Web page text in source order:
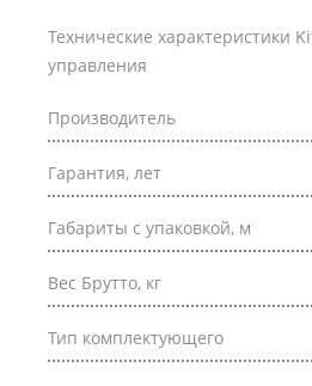
Технические характеристики
управления
Производитель
Гарантия, лет
Габариты с упаковкой, м
Вес Брутто, кг
Тип комплектующего